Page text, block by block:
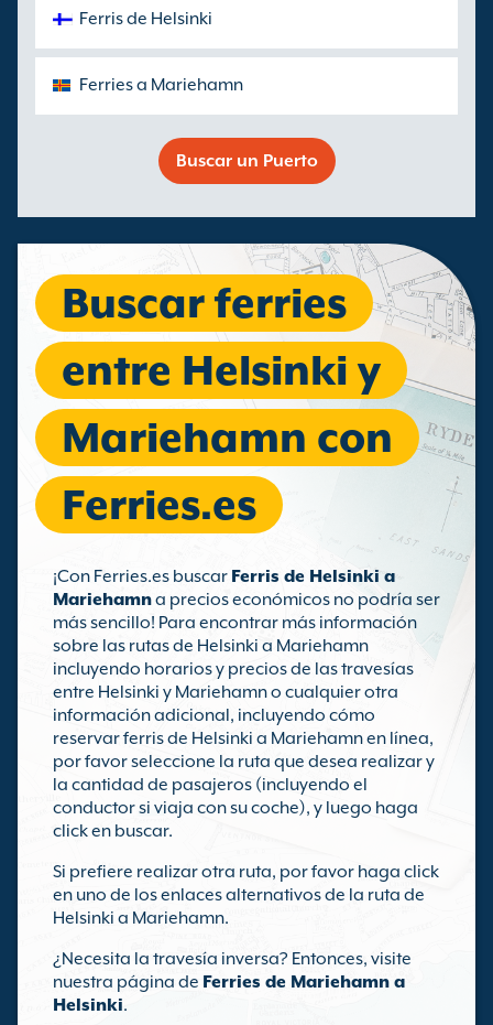
Ferris de Helsinki
Ferries a Mariehamn
Buscar un Puerto
Buscar ferries
entre Helsinki y
Mariehamn con
Ferries.es
¡Con Ferries.es buscar Ferris de Helsinki a
Mariehamna precios económicos no podría ser
más sencillo! Para encontrar más información
sobre las rutas de Helsinki a Mariehamn
incluyendo horarios y precios de las travesías
entre Helsinki y Mariehamn o cualquier otra
información adicional, incluyendo cómo
reservar ferris de Helsinki a Mariehamn en línea,
por favor seleccione la ruta que desea realizar y
la cantidad de pasajeros (incluyendo el
conductor si viaja con su coche), y luego haga
click en buscar.
Si prefiere realizar otra ruta, por favor haga click
en uno de los enlaces alternativos de la ruta de
Helsinki a Mariehamn.
¿Necesita la travesía inversa? Entonces, visite
nuestra página de Ferries de Mariehamn a
Helsinki.